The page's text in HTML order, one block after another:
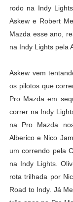
rodo na Indy
Askew e Robert
Mazda esse ano,
na Indy Lights pela
Askew vem
os pilotos que
Pro Mazda em
correr na Indy
na Pro Mazda
Alberico e Nico
um correndo pela
na Indy Lights.
rota trilhada por
Road to Indy. Já